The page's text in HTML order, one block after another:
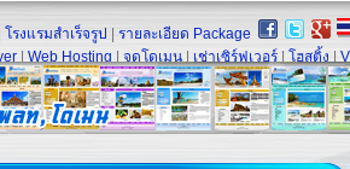
โรงแรมสำเร็จรูป
รายละเอียด Package
Web Hosting จดโดเมน เช่าเซิร์ฟเวอร์ โฮสติ้ง